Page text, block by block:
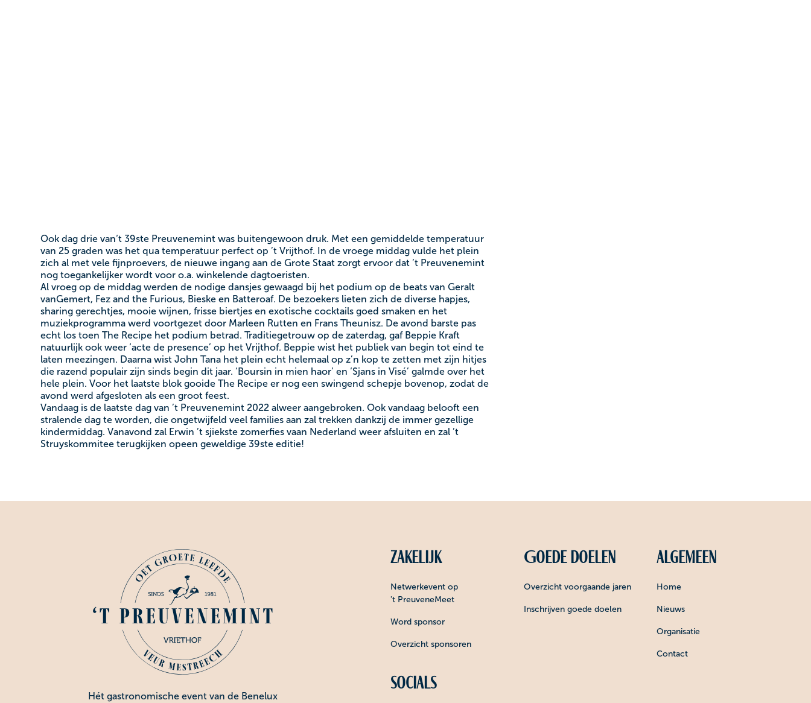
Ook dag drie van‘t 39ste Preuvenemint was buitengewoon druk. Met een gemiddelde temperatuur
van 25 graden was het qua temperatuur perfect op ’t Vrijthof. In de vroege middag vulde het plein
zich al met vele fijnproevers, de nieuwe ingang aan de Grote Staat zorgt ervoor dat ’t Preuvenemint
nog toegankelijker wordt voor o.a. winkelende dagtoeristen.
Al vroeg op de middag werden de nodige dansjes gewaagd bij het podium op de beats van Geralt
vanGemert, Fez and the Furious, Bieske en Batteroaf. De bezoekers lieten zich de diverse hapjes,
sharing gerechtjes, mooie wijnen, frisse biertjes en exotische cocktails goed smaken en het
muziekprogramma werd voortgezet door Marleen Rutten en Frans Theunisz. De avond barste pas
echt los toen The Recipe het podium betrad. Traditiegetrouw op de zaterdag, gaf Beppie Kraft
natuurlijk ook weer ‘acte de presence’ op het Vrijthof. Beppie wist het publiek van begin tot eind te
laten meezingen. Daarna wist John Tana het plein echt helemaal op z’n kop te zetten met zijn hitjes
die razend populair zijn sinds begin dit jaar. ‘Boursin in mien haor’ en ‘Sjans in Visé’ galmde over het
hele plein. Voor het laatste blok gooide The Recipe er nog een swingend schepje bovenop, zodat de
avond werd afgesloten als een groot feest.
Vandaag is de laatste dag van ’t Preuvenemint 2022 alweer aangebroken. Ook vandaag belooft een
stralende dag te worden, die ongetwijfeld veel families aan zal trekken dankzij de immer gezellige
kindermiddag. Vanavond zal Erwin ’t sjiekste zomerfies vaan Nederland weer afsluiten en zal ’t
Struyskommitee terugkijken opeen geweldige 39ste editie!
Hét gastronomische event van de Benelux
Zakelijk
Netwerkevent op
't PreuveneMeet
Word sponsor
Overzicht sponsoren
Goede doelen
Overzicht voorgaande jaren
Inschrijven goede doelen
Algemeen
Home
Nieuws
Organisatie
Contact
Socials